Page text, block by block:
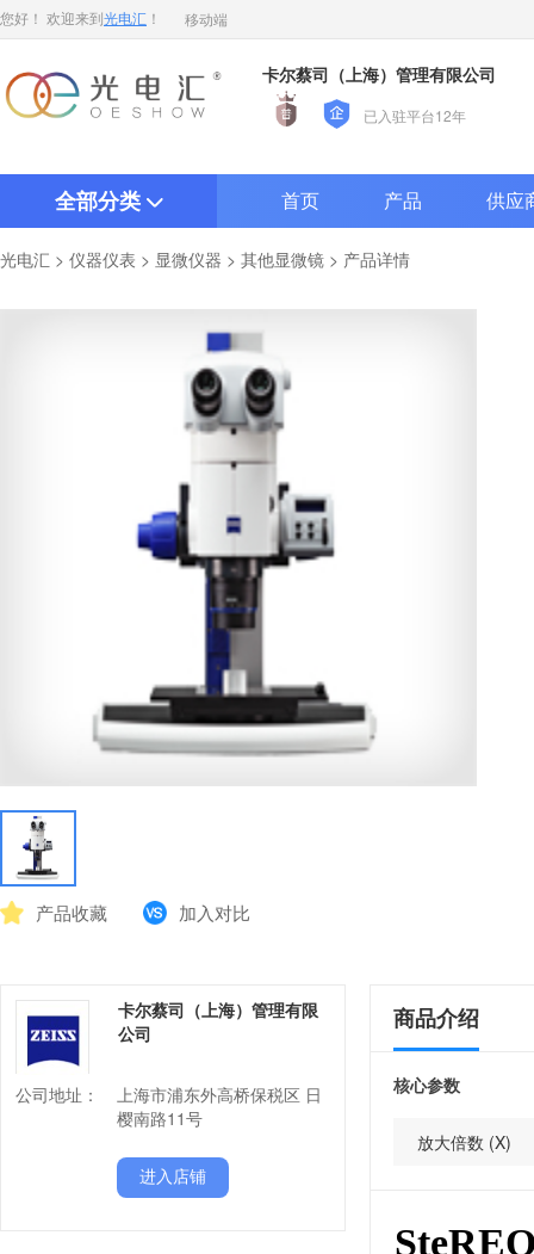
您好！ 欢迎来到 光电汇 ！ 移动端
卡尔蔡司（上海）管理有限公司
已入驻平台12年
全部分类 首页 产品 供应
光电汇 > 仪器仪表 > 显微仪器 > 其他显微镜 > 产品详情
产品收藏 加入对比
卡尔蔡司（上海）管理有限
公司
公司地址：
上海市浦东外高桥保税区 日
樱南路11号
进入店铺
商品介绍
核心参数
放大倍数 (X)